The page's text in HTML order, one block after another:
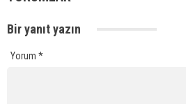
Bir yanıt yazın
Yorum *